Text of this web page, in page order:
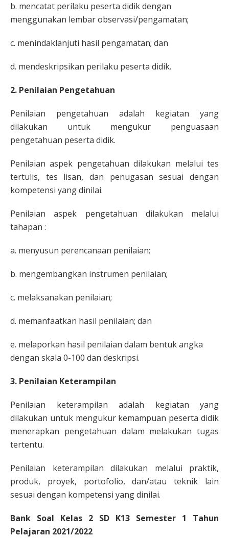
b. mencatat perilaku peserta didik dengan
menggunakan lembar observasi/pengamatan;
c. menindaklanjuti hasil pengamatan; dan
d. mendeskripsikan perilaku peserta didik.
2. Penilaian Pengetahuan
Penilaian pengetahuan adalah kegiatan yang
dilakukan untuk mengukur penguasaan
pengetahuan peserta didik.
Penilaian aspek pengetahuan dilakukan melalui tes
tertulis, tes lisan, dan penugasan sesuai dengan
kompetensi yang dinilai.
Penilaian aspek pengetahuan dilakukan melalui
tahapan :
a. menyusun perencanaan penilaian;
b. mengembangkan instrumen penilaian;
c. melaksanakan penilaian;
d. memanfaatkan hasil penilaian; dan
e. melaporkan hasil penilaian dalam bentuk angka
dengan skala 0-100 dan deskripsi.
3. Penilaian Keterampilan
Penilaian keterampilan adalah kegiatan yang
dilakukan untuk mengukur kemampuan peserta didik
menerapkan pengetahuan dalam melakukan tugas
tertentu.
Penilaian keterampilan dilakukan melalui praktik,
produk, proyek, portofolio, dan/atau teknik lain
sesuai dengan kompetensi yang dinilai.
Bank Soal Kelas 2 SD K13 Semester 1 Tahun
Pelajaran 2021/2022